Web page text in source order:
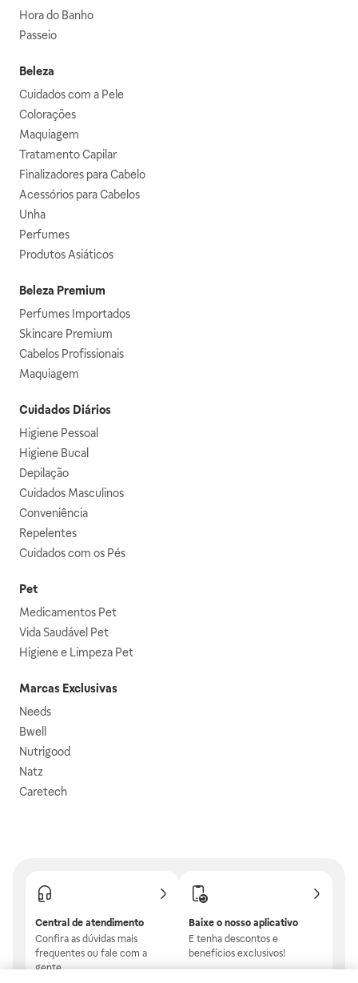
Hora do Banho
Passeio
Beleza
Cuidados com a Pele
Colorações
Maquiagem
Tratamento Capilar
Finalizadores para Cabelo
Acessórios para Cabelos
Unha
Perfumes
Produtos Asiáticos
Beleza Premium
Perfumes Importados
Skincare Premium
Cabelos Profissionais
Maquiagem
Cuidados Diários
Higiene Pessoal
Higiene Bucal
Depilação
Cuidados Masculinos
Conveniência
Repelentes
Cuidados com os Pés
Pet
Medicamentos Pet
Vida Saudável Pet
Higiene e Limpeza Pet
Marcas Exclusivas
Needs
Bwell
Nutrigood
Natz
Caretech
Central de atendimento
Confira as dúvidas mais
frequentes ou fale com a
gente.
Baixe o nosso aplicativo
E tenha descontos e
benefícios exclusivos!